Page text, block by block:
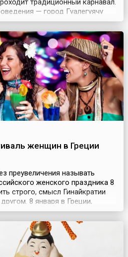
традиционный карнавал.
— город Гуалегуячу
долгий в мире карнавал —
в стране в течение
и называется — Карнавал
К...
женщин в Греции
преувеличения называть
женского праздника 8
строго, смысл Гинайкратии
8 января в Греции,
Моноклисия (греч.
многих деревнях и селах
женский фестиваль
В этот день в с...